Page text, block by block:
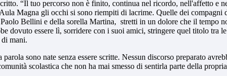
“Il tuo percorso non è finito, continua nel ricordo, nell'affetto e
Magna gli occhi si sono riempiti di lacrime. Quelle dei compagni
Bellini e della sorella Martina, stretti in un dolore che il tempo
dovuto essere lì, sorridere con i suoi amici, stringere quel titolo
mani.
sono nate senza essere scritte. Nessun discorso preparato
scolastica che non ha mai smesso di sentirla parte della